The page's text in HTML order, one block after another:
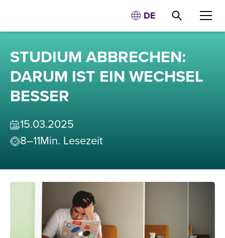
DE
STUDIUM ABBRECHEN:
DARUM IST EIN WECHSEL
BESSER
15.03.2025
8–11Min. Lesezeit